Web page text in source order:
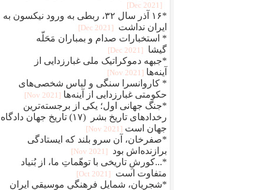
[2021 Dec]
*۱۶ آذر سال ۳۲، ربطی به ورود نیکسون به
ایران نداشت
[2021 Dec]
* استخبارات صدام و بمباران مَحَلّه
گیشا
[2021 Dec]
*جبهه دموکراتیک ملی غبارزدایی از
آینه‌ها [2021 Nov]
* کاروانسرا سنگی و لباس شخصی‌های
حکومتی غبارزدایی از آینه‌ها [2021 Nov]
*جنگ جهانی اول؛ یکی از برجسته‌ترین
رخدادهای تاریخ بشر (۱۷) تاریخ جهان دادگاه
جهان است [2021 Nov]
*صفرخان، آن سرو بلند که ایستادگی
برازنده‌اش بود
[2021 Nov]
*...کورشِ تاریخی با توهّماتِ ما، از بُنیاد
متفاوت است
[2021 Oct]
*شجریان، شمایلِ فرهنگیِ موسیقیِ ایران